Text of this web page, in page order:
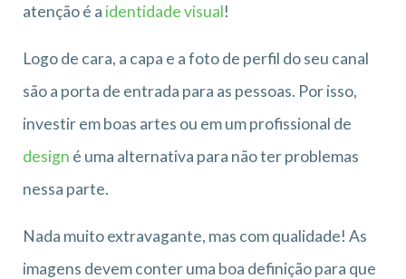
atenção é a identidade visual!
Logo de cara, a capa e a foto de perfil do seu canal
são a porta de entrada para as pessoas. Por isso,
investir em boas artes ou em um profissional de
design é uma alternativa para não ter problemas
nessa parte.
Nada muito extravagante, mas com qualidade! As
imagens devem conter uma boa definição para que